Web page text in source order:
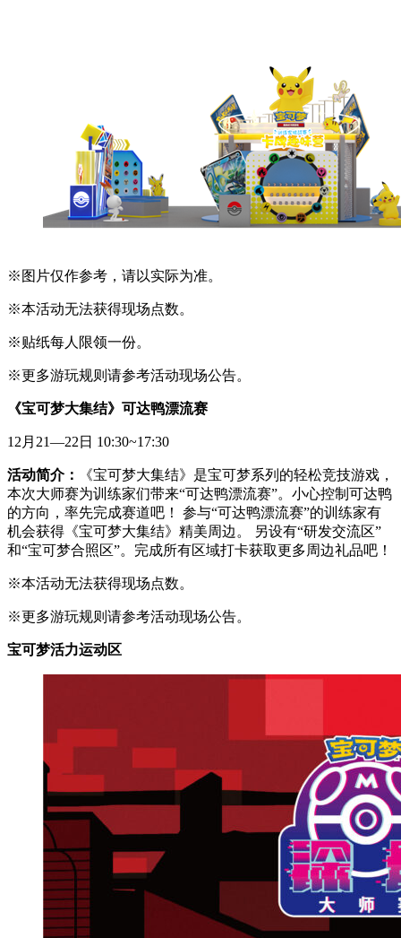
※图片仅作参考，请以实际为准。
※本活动无法获得现场点数。
※贴纸每人限领一份。
※更多游玩规则请参考活动现场公告。
《宝可梦大集结》可达鸭漂流赛
12月21—22日 10:30~17:30
活动简介：
《宝可梦大集结》是宝可梦系列的轻松竞技游戏，
本次大师赛为训练家们带来“可达鸭漂流赛”。小心控制可达鸭
的方向，率先完成赛道吧！ 参与“可达鸭漂流赛”的训练家有
机会获得《宝可梦大集结》精美周边。 另设有“研发交流区”
和“宝可梦合照区”。完成所有区域打卡获取更多周边礼品吧！
※本活动无法获得现场点数。
※更多游玩规则请参考活动现场公告。
宝可梦活力运动区